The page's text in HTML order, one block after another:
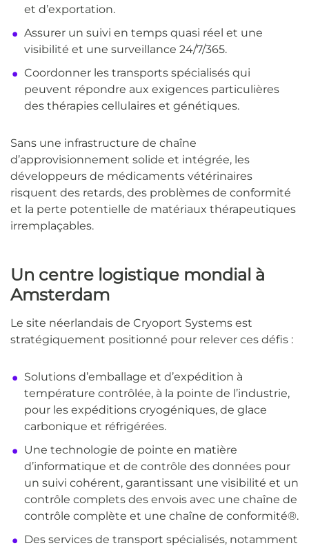
et d’exportation.
Assurer un suivi en temps quasi réel et une
visibilité et une surveillance 24/7/365.
Coordonner les transports spécialisés qui
peuvent répondre aux exigences particulières
des thérapies cellulaires et génétiques.
Sans une infrastructure de chaîne
d’approvisionnement solide et intégrée, les
développeurs de médicaments vétérinaires
risquent des retards, des problèmes de conformité
et la perte potentielle de matériaux thérapeutiques
irremplaçables.
Un centre logistique mondial à
Amsterdam
Le site néerlandais de Cryoport Systems est
stratégiquement positionné pour relever ces défis :
Solutions d’emballage et d’expédition à
température contrôlée, à la pointe de l’industrie,
pour les expéditions cryogéniques, de glace
carbonique et réfrigérées.
Une technologie de pointe en matière
d’informatique et de contrôle des données pour
un suivi cohérent, garantissant une visibilité et un
contrôle complets des envois avec une chaîne de
contrôle complète et une chaîne de conformité®.
Des services de transport spécialisés, notamment